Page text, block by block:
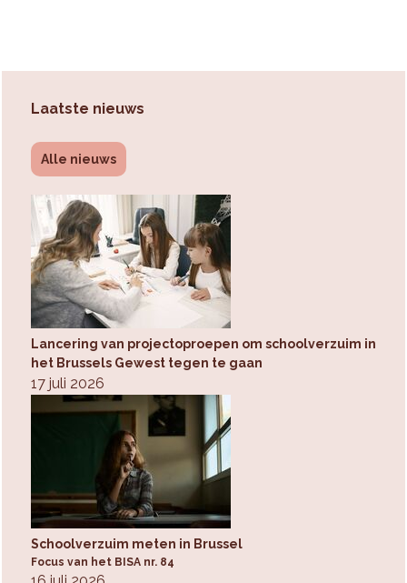
Laatste nieuws
Alle nieuws
Lancering van projectoproepen om schoolverzuim in
het Brussels Gewest tegen te gaan
17 juli 2026
Schoolverzuim meten in Brussel
Focus van het BISA nr. 84